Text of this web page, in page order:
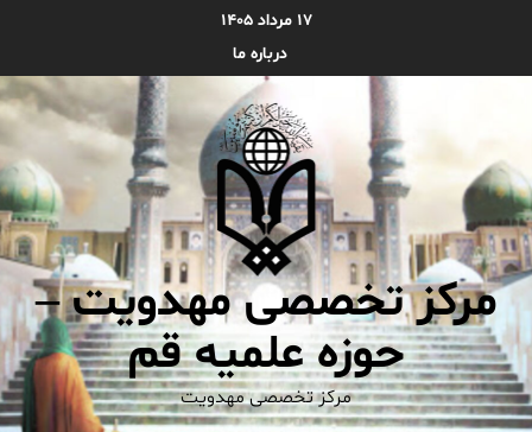
۱۷ مرداد ۱۴۰۵
درباره ما
مرکز تخصصی مهدویت –
حوزه علمیه قم
مرکز تخصصی مهدویت